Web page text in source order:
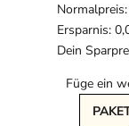
Ersparnis:
Dein
Füge ein